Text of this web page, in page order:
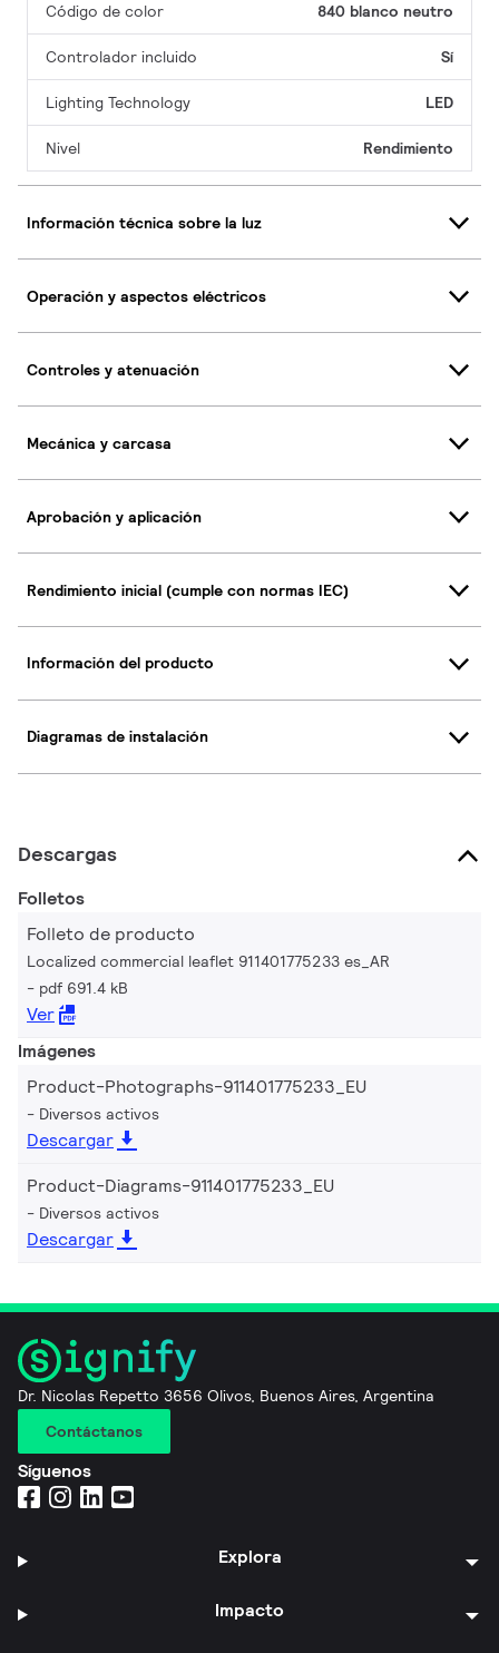
Código de color 840 blanco neutro
Controlador incluido Sí
Lighting Technology LED
Nivel Rendimiento
Información técnica sobre la luz
Operación y aspectos eléctricos
Controles y atenuación
Mecánica y carcasa
Aprobación y aplicación
Rendimiento inicial (cumple con normas IEC)
Información del producto
Diagramas de instalación
Descargas
Folletos
Folleto de producto
Localized commercial leaflet 911401775233 es_AR
pdf 691.4 kB
Ver
Imágenes
Product-Photographs-911401775233_EU
Diversos activos
Descargar
Product-Diagrams-911401775233_EU
Diversos activos
Descargar
Dr. Nicolas Repetto 3656 Olivos, Buenos Aires, Argentina
Contáctanos
Síguenos
Explora
Impacto